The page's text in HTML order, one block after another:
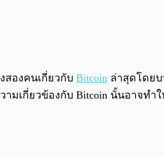
สองคนเกี่ยวกับ Bitcoin ล่าสุดโดย
เกี่ยวข้องกับ Bitcoin นั้นอาจทำ